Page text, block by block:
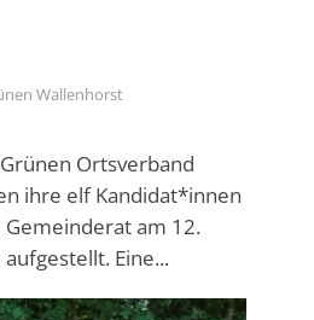
Wallenhorst
Ortsverband
ihre elf Kandidat*innen
am 12.
Eine...